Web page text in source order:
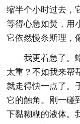
缩半个小时过去，
等得心急如焚，用
它依然慢条斯理，
我更着急了。
太重？不如我来帮
就走得快一点了。
它的触角。刚一碰
下黏糊糊的液体。